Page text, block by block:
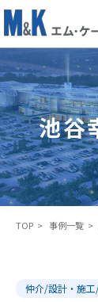
池
谷
幸
雄
体
操
倶
楽
池谷
TOP 事例一覧
仲介/設計・施